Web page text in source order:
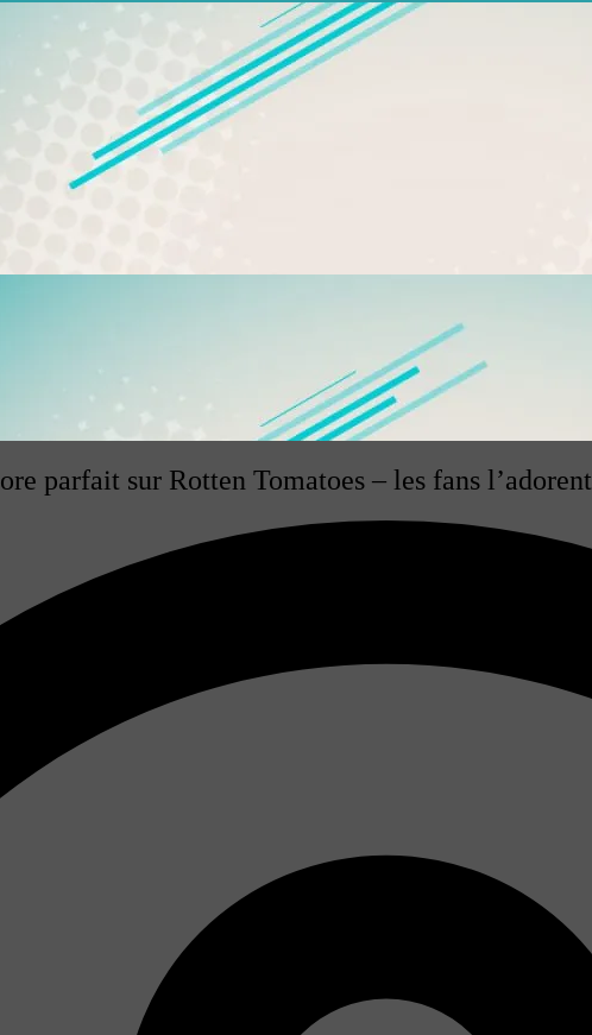
parfait sur Rotten Tomatoes – les fans l’adorent